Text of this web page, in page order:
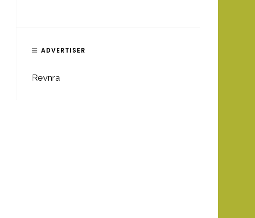
ADVERTISER
Revnra